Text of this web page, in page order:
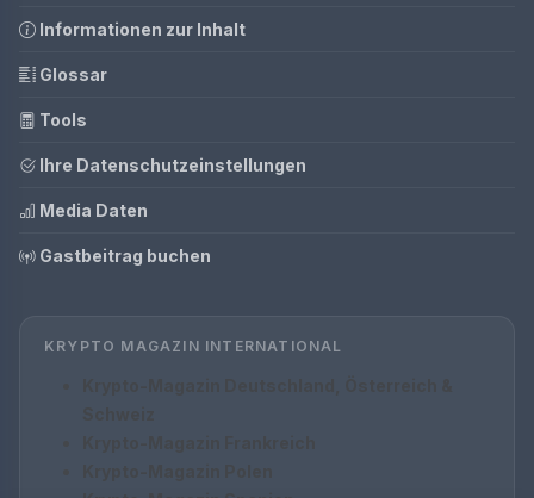
Informationen zur Inhalt
Glossar
Tools
Ihre Datenschutzeinstellungen
Media Daten
Gastbeitrag buchen
KRYPTO MAGAZIN INTERNATIONAL